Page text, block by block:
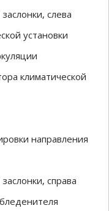
слева
установки
климатической
направления
справа